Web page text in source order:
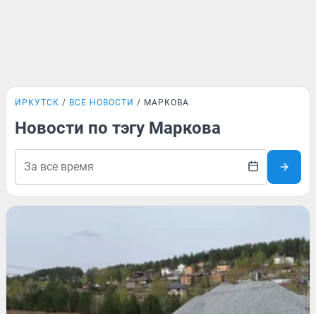
ИРКУТСК ВСЕ НОВОСТИ МАРКОВА
Новости по тэгу Маркова